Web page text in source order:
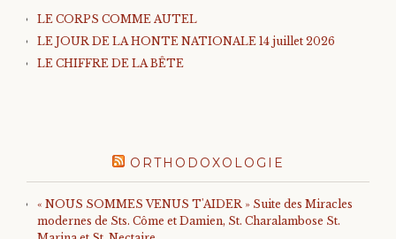
LE CORPS COMME AUTEL
LE JOUR DE LA HONTE NATIONALE 14 juillet 2026
LE CHIFFRE DE LA BÊTE
ORTHODOXOLOGIE
« NOUS SOMMES VENUS T'AIDER » Suite des Miracles
modernes de Sts. Côme et Damien, St. Charalambose St.